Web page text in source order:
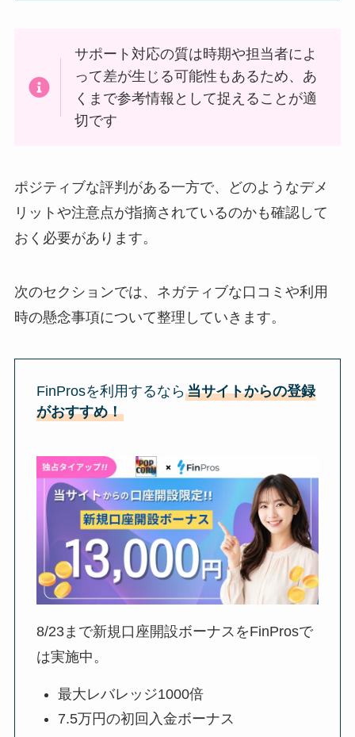
サポート対応の質は時期や担当者によ
って差が生じる可能性もあるため、あ
くまで参考情報として捉えることが適
切です
ポジティブな評判がある一方で、どのようなデメ
リットや注意点が指摘されているのかも確認して
おく必要があります。
次のセクションでは、ネガティブな口コミや利用
時の懸念事項について整理していきます。
FinProsを利用するなら当サイトからの登録
がおすすめ！
8/23まで新規口座開設ボーナスをFinProsで
は実施中。
最大レバレッジ1000倍
7.5万円の初回入金ボーナス